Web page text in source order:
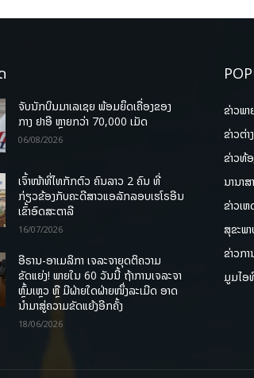
ຈັບນັກບິນມາເລເຊຍ ພ້ອມຍຶດເຄື່ອງຂອງ
ກາງ ຢາອີ ຫຼາຍກວ່າ 70,000 ເມັດ
06/08/2026
ເຈົ້າໜ້າທີ່ໄທກັກຕົວ ຄົນລາວ 2 ຄົນ ທີ່
ກ່ຽວຂ້ອງກັບຄະດີສາວແອລັກລອບເຮໂຣອີນ
ເຂົ້າອົດສະຕາລີ
16/07/2026
ອີຣານ-ອາເມລິກາ ເຈລະຈາຍຸດຕິຄວາມ
ຂັດແຍ່ງ! ພາຍໃນ 60 ວັນນີ້ ຖ້າການເຈລະຈາ
ຫຼົ້ມເຫຼວ ຫຼື ມີຝ່າຍໃດຝ່າຍໜຶ່ງລະເມີດ ອາດ
ນໍາມາສູ່ຄວາມຂັດແຍ້ງອີກຄັ້ງ
18/06/2026
ຂ່າວພາ
ຂ່າວຕ່າ
ຂ່າວທ້
ນານາສ
ຂ່າວເ
ສຸຂະພ
ຂ່າວກ
ມູມໄອ